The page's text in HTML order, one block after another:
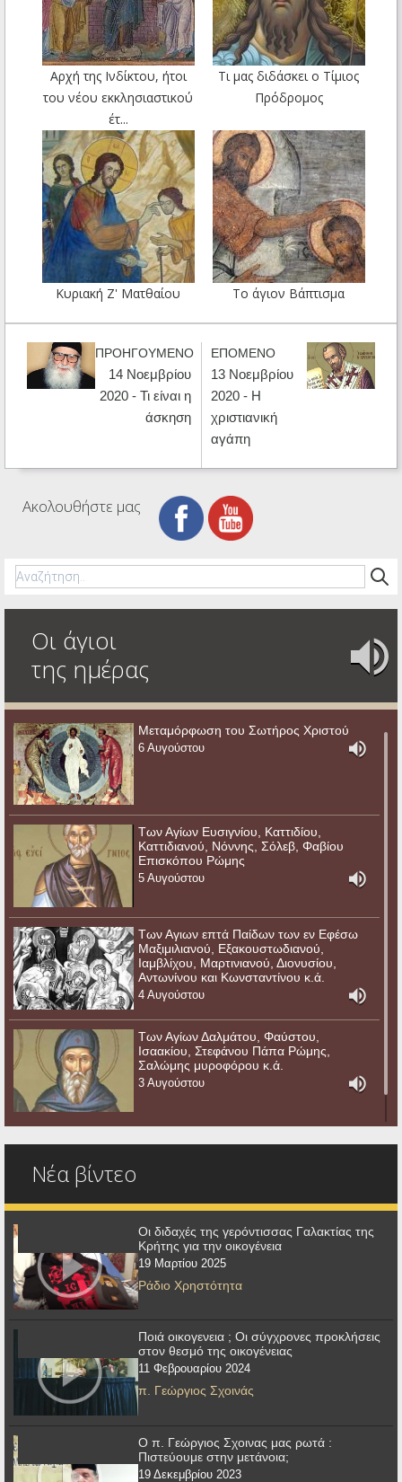
Αρχή της Ινδίκτου, ήτοι
του νέου εκκλησιαστικού
έτ...
Τι μας διδάσκει ο Τίμιος
Πρόδρομος
Κυριακή Ζ' Ματθαίου Το άγιον Βάπτισμα
ΠΡΟΗΓΟΥΜΕΝΟ
14 Νοεμβρίου
2020 - Τι είναι η
άσκηση
ΕΠΟΜΕΝΟ
13 Νοεμβρίου
2020 - Η
χριστιανική
αγάπη
Ακολουθήστε μας
Οι άγιοι
της ημέρας
Μεταμόρφωση του Σωτήρος Χριστού
6 Αυγούστου
Των Αγίων Ευσιγνίου, Καττιδίου,
Καττιδιανού, Νόννης, Σόλεβ, Φαβίου
Επισκόπου Ρώμης
5 Αυγούστου
Των Αγιων επτά Παίδων των εν Εφέσω
Μαξιμιλιανού, Εξακουστωδιανού,
Ιαμβλίχου, Μαρτινιανού, Διονυσίου,
Αντωνίνου και Κωνσταντίνου κ.ά.
4 Αυγούστου
Των Αγίων Δαλμάτου, Φαύστου,
Ισαακίου, Στεφάνου Πάπα Ρώμης,
Σαλώμης μυροφόρου κ.ά.
3 Αυγούστου
Νέα βίντεο
Οι διδαχές της γερόντισσας Γαλακτίας της
Κρήτης για την οικογένεια
19 Μαρτίου 2025
Ράδιο Χρηστότητα
Ποιά οικογενεια ; Οι σύγχρονες προκλήσεις
στον θεσμό της οικογένειας
11 Φεβρουαρίου 2024
π. Γεώργιος Σχοινάς
Ο π. Γεώργιος Σχοινας μας ρωτά :
Πιστεύουμε στην μετάνοια;
19 Δεκεμβρίου 2023